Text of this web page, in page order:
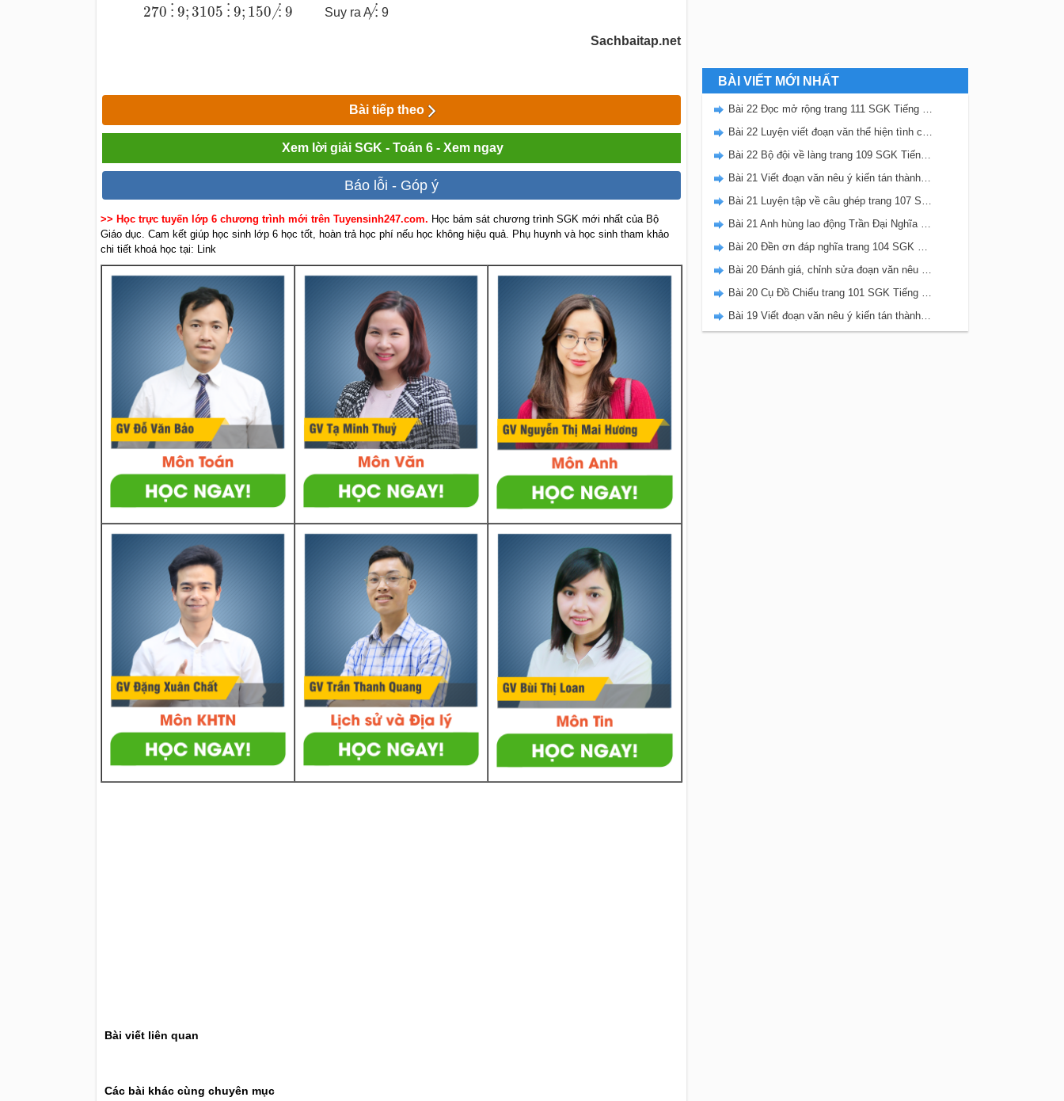
270
270 ⋮ 9; 3105
9; 3105 ⋮ 9; 150
9; 150 ⋮
⋮̸
9
9 Suy ra A⋮
⋮̸
9
Sachbaitap.net
Bài tiếp theo
Xem lời giải SGK - Toán 6 - Xem ngay
Báo lỗi - Góp ý
>> Học trực tuyến lớp 6 chương trình mới trên Tuyensinh247.com. Học bám sát chương trình SGK mới nhất của Bộ
Giáo dục. Cam kết giúp học sinh lớp 6 học tốt, hoàn trả học phí nếu học không hiệu quả. Phụ huynh và học sinh tham khảo
chi tiết khoá học tại: Link
Bài viết liên quan
Các bài khác cùng chuyên mục
BÀI VIẾT MỚI NHẤT
Bài 22 Đọc mở rộng trang 111 SGK Tiếng Việt 5 Kết nối tri thức tập 2
Bài 22 Luyện viết đoạn văn thể hiện tình cảm, cảm xúc về một sự việc trang 111 SGK Tiếng Việt 5 Kết nối tri thức tập 2
Bài 22 Bộ đội về làng trang 109 SGK Tiếng Việt 5 Kết nối tri thức tập 2
Bài 21 Viết đoạn văn nêu ý kiến tán thành một sự việc, hiện tượng (Bài viết số 2) trang 108 SGK Tiếng Việt 5 Kết nối tri thức tập 2
Bài 21 Luyện tập về câu ghép trang 107 SGK Tiếng Việt 5 Kết nối tri thức tập 2
Bài 21 Anh hùng lao động Trần Đại Nghĩa trang 106 SGK Tiếng Việt 5 Kết nối tri thức tập 2
Bài 20 Đền ơn đáp nghĩa trang 104 SGK Tiếng Việt 5 Kết nối tri thức tập 2
Bài 20 Đánh giá, chỉnh sửa đoạn văn nêu ý kiến tán thành một sự vật, hiện tượng trang 103 SGK Tiếng Việt 5 Kết nối tri thức tập 2
Bài 20 Cụ Đồ Chiểu trang 101 SGK Tiếng Việt 5 Kết nối tri thức tập 2
Bài 19 Viết đoạn văn nêu ý kiến tán thành một sự việc, hiện tượng (Bài viết số 1) trang 100 SGK Tiếng Việt 5 Kết nối tri thức tập 2